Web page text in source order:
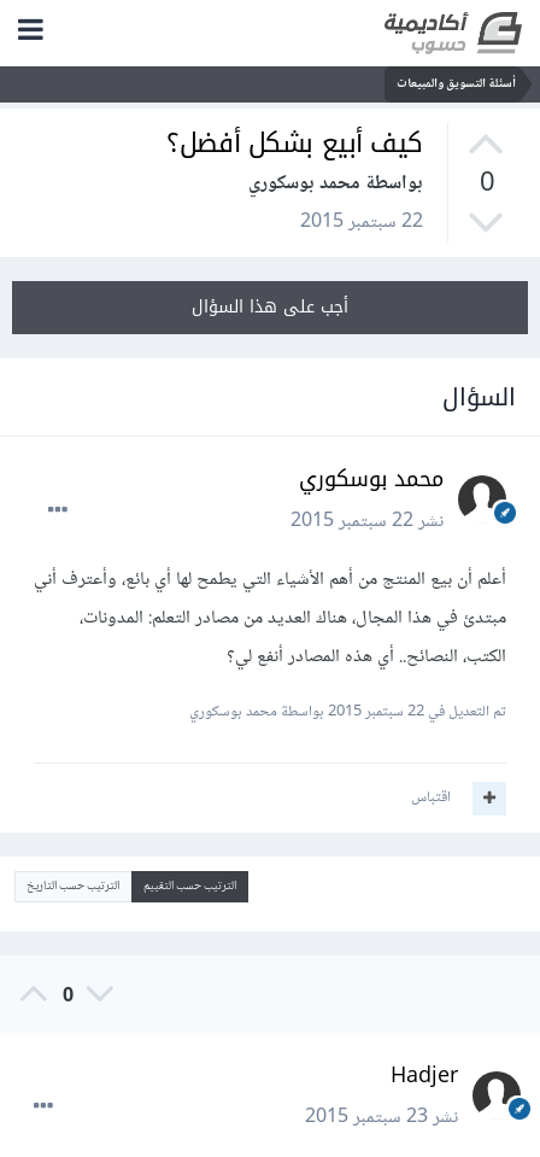
أسئلة التسويق والمبيعات
0
كيف أبيع بشكل أفضل؟
بواسطة محمد بوسكوري
22 سبتمبر 2015
أجب على هذا السؤال
السؤال
محمد بوسكوري
نشر22 سبتمبر 2015
أعلم أن بيع المنتج من أهم الأشياء التي يطمح لها أي بائع، وأعترف أني
مبتدئ في هذا المجال، هناك العديد من مصادر التعلم: المدونات،
الكتب، النصائح.. أي هذه المصادر أنفع لي؟
تم التعديل في22 سبتمبر 2015 بواسطة محمد بوسكوري
اقتباس
الترتيب حسب التقييم الترتيب حسب التاريخ
0
Hadjer
نشر23 سبتمبر 2015